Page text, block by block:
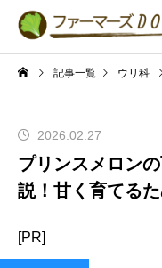
記事一覧 ウリ科
2026.02.27
プリンスメロン
説！甘く育てる
[PR]